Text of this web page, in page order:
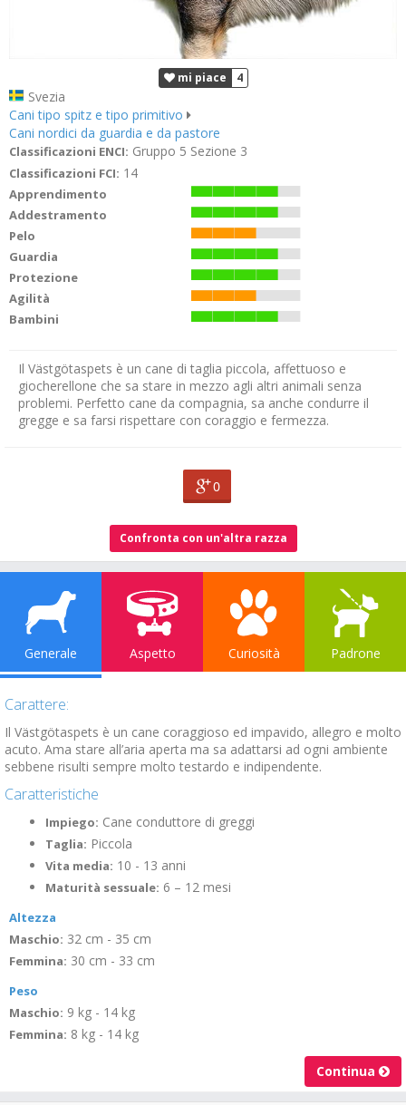
mi piace 4
Svezia
Cani tipo spitz e tipo primitivo
Cani nordici da guardia e da pastore
Classificazioni ENCI: Gruppo 5 Sezione 3
Classificazioni FCI: 14
Apprendimento
Addestramento
Pelo
Guardia
Protezione
Agilità
Bambini
Il Västgötaspets è un cane di taglia piccola, affettuoso e
giocherellone che sa stare in mezzo agli altri animali senza
problemi. Perfetto cane da compagnia, sa anche condurre il
gregge e sa farsi rispettare con coraggio e fermezza.
0
Confronta con un'altra razza
Generale Aspetto Curiosità Padrone
Carattere:
Il Västgötaspets è un cane coraggioso ed impavido, allegro e molto
acuto. Ama stare all’aria aperta ma sa adattarsi ad ogni ambiente
sebbene risulti sempre molto testardo e indipendente.
Caratteristiche
Impiego: Cane conduttore di greggi
Taglia: Piccola
Vita media: 10 - 13 anni
Maturità sessuale: 6 – 12 mesi
Altezza
Maschio: 32 cm - 35 cm
Femmina: 30 cm - 33 cm
Peso
Maschio: 9 kg - 14 kg
Femmina: 8 kg - 14 kg
Continua